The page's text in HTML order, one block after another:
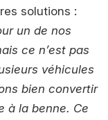
solutions :
un de nos
ce n’est pas
véhicules
bien convertir
à la benne. Ce